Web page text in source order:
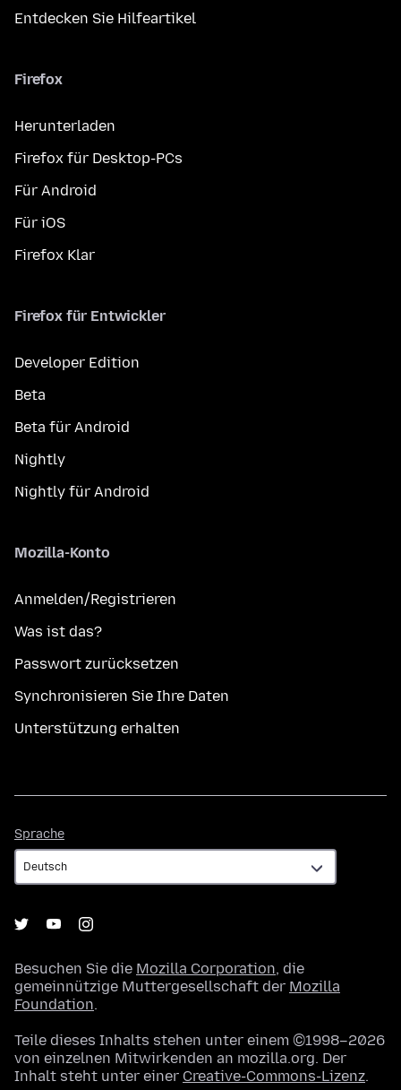
Entdecken Sie Hilfeartikel
Firefox
Herunterladen
Firefox für Desktop-PCs
Für Android
Für iOS
Firefox Klar
Firefox für Entwickler
Developer Edition
Beta
Beta für Android
Nightly
Nightly für Android
Mozilla-Konto
Anmelden/Registrieren
Was ist das?
Passwort zurücksetzen
Synchronisieren Sie Ihre Daten
Unterstützung erhalten
Sprache
Besuchen Sie die Mozilla Corporation, die
gemeinnützige Muttergesellschaft der Mozilla
Foundation.
Teile dieses Inhalts stehen unter einem ©1998–2026
von einzelnen Mitwirkenden an mozilla.org. Der
Inhalt steht unter einer Creative-Commons-Lizenz.